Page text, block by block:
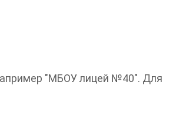
"МБОУ лицей №40". Для